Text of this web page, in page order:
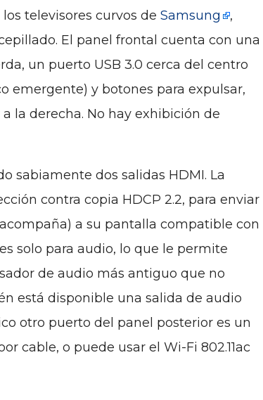
televisores curvos de Samsung
,
El panel frontal cuenta con una
un puerto USB 3.0 cerca del centro
emergente) y botones para expulsar,
la derecha. No hay exhibición de
sabiamente dos salidas HDMI. La
contra copia HDCP 2.2, para enviar
a su pantalla compatible con
solo para audio, lo que le permite
de audio más antiguo que no
está disponible una salida de audio
otro puerto del panel posterior es un
cable, o puede usar el Wi-Fi 802.11ac